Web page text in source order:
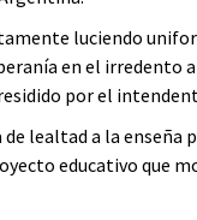
luciendo
en el
por el
lealtad a la enseña
educativo que